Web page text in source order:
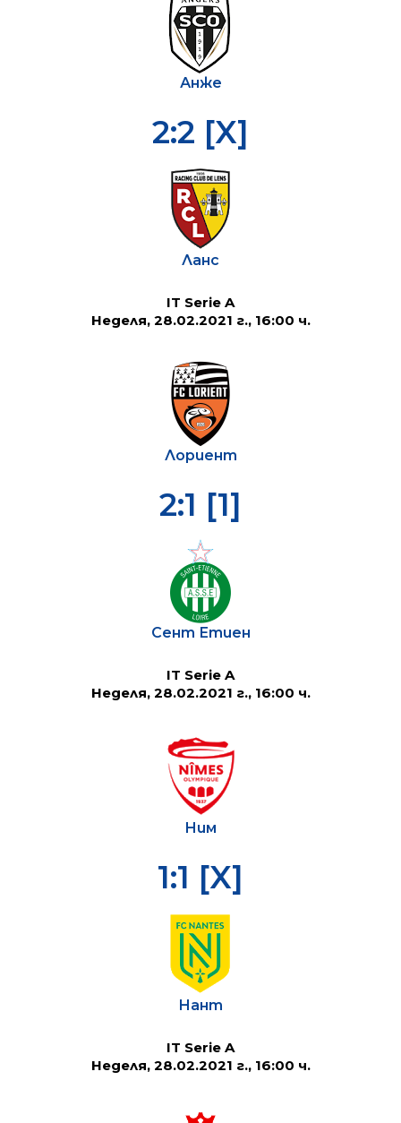
Анже
2:2 [X]
Ланс
IT Serie A
Неделя, 28.02.2021 г., 16:00 ч.
Лориент
2:1 [1]
Сент Етиен
IT Serie A
Неделя, 28.02.2021 г., 16:00 ч.
Ним
1:1 [X]
Нант
IT Serie A
Неделя, 28.02.2021 г., 16:00 ч.